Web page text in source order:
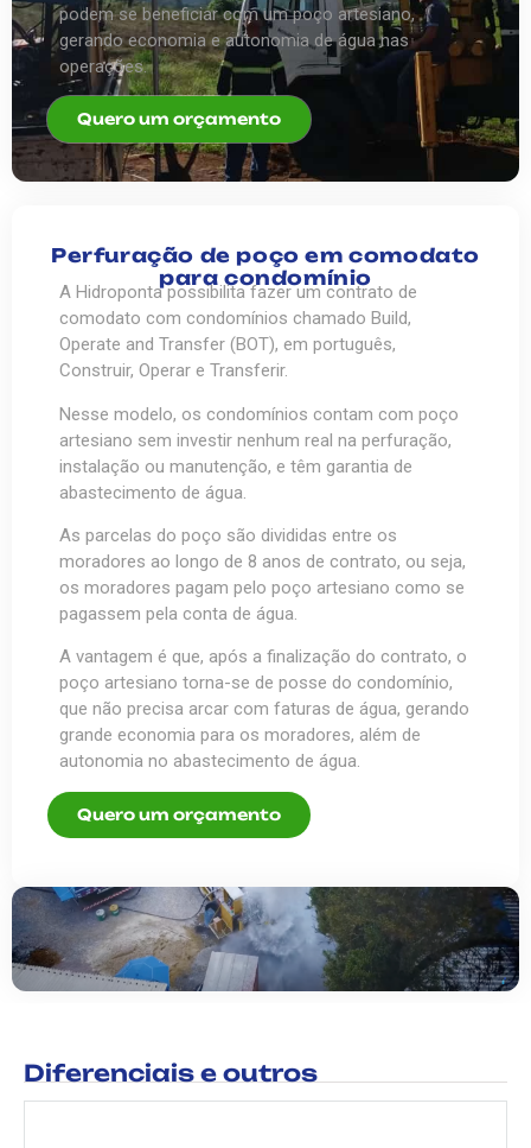
podem se beneficiar com um poço artesiano,
gerando economia e autonomia de água nas
operações.
Quero um orçamento
Perfuração de poço em comodato
para condomínio
A Hidroponta possibilita fazer um contrato de
comodato com condomínios chamado Build,
Operate and Transfer (BOT), em português,
Construir, Operar e Transferir.
Nesse modelo, os condomínios contam com poço
artesiano sem investir nenhum real na perfuração,
instalação ou manutenção, e têm garantia de
abastecimento de água.
As parcelas do poço são divididas entre os
moradores ao longo de 8 anos de contrato, ou seja,
os moradores pagam pelo poço artesiano como se
pagassem pela conta de água.
A vantagem é que, após a finalização do contrato, o
poço artesiano torna-se de posse do condomínio,
que não precisa arcar com faturas de água, gerando
grande economia para os moradores, além de
autonomia no abastecimento de água.
Quero um orçamento
Diferenciais e outros